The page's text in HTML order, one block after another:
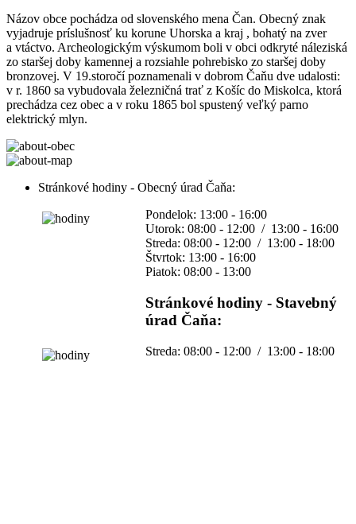
Názov obce pochádza od slovenského mena Čan. Obecný znak
vyjadruje príslušnosť ku korune Uhorska a kraj , bohatý na zver
a vtáctvo. Archeologickým výskumom boli v obci odkryté náleziská
zo staršej doby kamennej a rozsiahle pohrebisko zo staršej doby
bronzovej. V 19.storočí poznamenali v dobrom Čaňu dve udalosti:
v r. 1860 sa vybudovala železničná trať z Košíc do Miskolca, ktorá
prechádza cez obec a v roku 1865 bol spustený veľký parno
elektrický mlyn.
Stránkové hodiny - Obecný úrad Čaňa:
Pondelok: 13:00 - 16:00
Utorok: 08:00 - 12:00 / 13:00 - 16:00
Streda: 08:00 - 12:00 / 13:00 - 18:00
Štvrtok: 13:00 - 16:00
Piatok: 08:00 - 13:00
Stránkové hodiny - Stavebný
úrad Čaňa:
Streda: 08:00 - 12:00 / 13:00 - 18:00